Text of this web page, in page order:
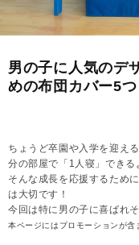
男の子に人気のデ
めの布団カバー5つ
ちょうど卒園や入学を迎え
分の部屋で「1人寝」できる
そんな成長を応援するため
は大切です！
今回は特に男の子に喜ばれ
本ページにはプロモーションが含